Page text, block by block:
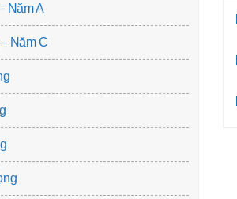
Năm A
Năm C